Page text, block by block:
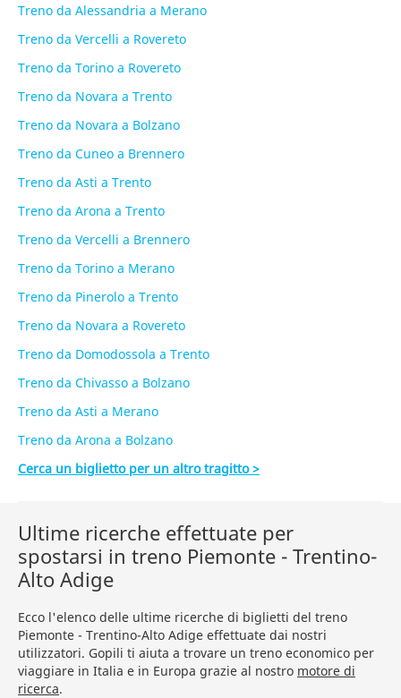
Treno da Alessandria a Merano
Treno da Vercelli a Rovereto
Treno da Torino a Rovereto
Treno da Novara a Trento
Treno da Novara a Bolzano
Treno da Cuneo a Brennero
Treno da Asti a Trento
Treno da Arona a Trento
Treno da Vercelli a Brennero
Treno da Torino a Merano
Treno da Pinerolo a Trento
Treno da Novara a Rovereto
Treno da Domodossola a Trento
Treno da Chivasso a Bolzano
Treno da Asti a Merano
Treno da Arona a Bolzano
Cerca un biglietto per un altro tragitto >
Ultime ricerche effettuate per
spostarsi in treno Piemonte - Trentino-
Alto Adige
Ecco l'elenco delle ultime ricerche di biglietti del treno
Piemonte - Trentino-Alto Adige effettuate dai nostri
utilizzatori. Gopili ti aiuta a trovare un treno economico per
viaggiare in Italia e in Europa grazie al nostro motore di
ricerca.